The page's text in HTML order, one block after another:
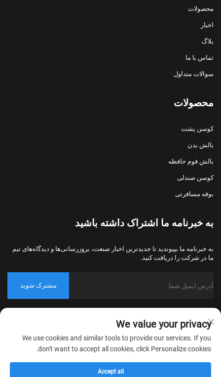
محصولات
اخبار
بلاگ
تماس با ما
سوالات متداول
محصولات
کوسن پشت
بالش بدن
بالش فوم حافظه
کوسن صندلی
بوفه مسافرتی
به خبرنامه ما اشتراک داشته باشید
به خبرنامه ما بپیوندید تا جدیدترین اخبار صنعت، بروزرسانی‌ها و دیدگاه‌های تیم
ما در شرکت را دریافت کنید.
مشترک شوید
حقوق محفوظ است.
سیاست حریم خصوصی
We value your privacy
We use cookies and similar tools to provide our services. If you
don't want to accept all cookies, click Personalize cookies.
Accept all